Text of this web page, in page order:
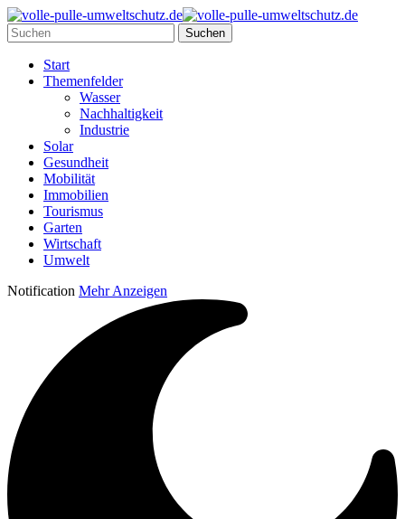
Start
Themenfelder
Wasser
Nachhaltigkeit
Industrie
Solar
Gesundheit
Mobilität
Immobilien
Tourismus
Garten
Wirtschaft
Umwelt
Notification Mehr Anzeigen